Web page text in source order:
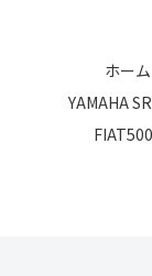
ホーム
YAMAHA